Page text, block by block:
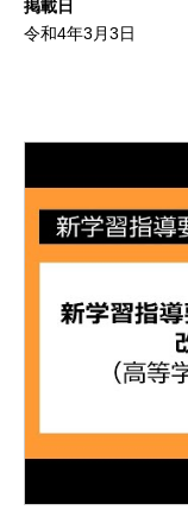
掲載日
令和4年3月3日